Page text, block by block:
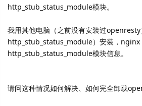
http_stub_status_module模块。
我用其他电脑（之前没有安装过
http_stub_status_module）安装，nginx
http_stub_status_module模块信息。
请问这种情况如何解决、如何完全卸载